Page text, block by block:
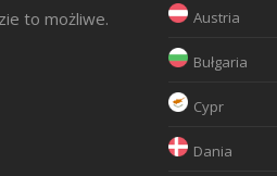
to możliwe.
Austria
Bułgaria
Cypr
Dania